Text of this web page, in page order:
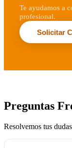
Te ayudamos a
profesional.
Solicitar
Preguntas
Resolvemos tus